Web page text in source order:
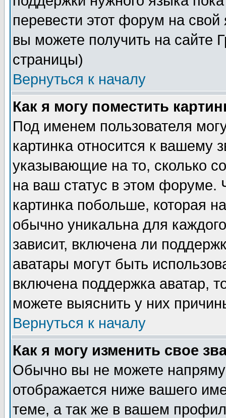
перевести этот форум на
вы можете получить на сайте
страницы)
Вернуться к началу
Как я могу поместить
Под именем пользователя
картинка относится к вашему
указывающие на то, сколько
на ваш статус в этом форуме.
картинка побольше, которая
обычно уникальна для
зависит, включена ли
аватары могут быть
включена поддержка аватар,
можете выяснить у них
Вернуться к началу
Как я могу изменить свое
Обычно вы не можете
отображается ниже вашего
теме, а так же в вашем